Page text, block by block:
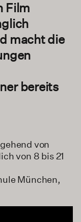
Film
macht die
bereits
von
von 8 bis 21
München,